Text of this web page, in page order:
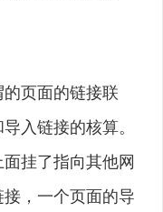
页面的链接联
入链接的核算。
挂了指向其他网
，一个页面的导